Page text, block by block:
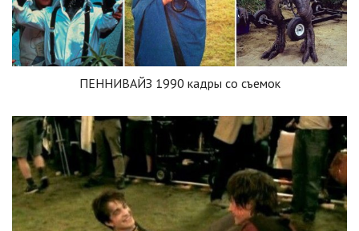
ПЕННИВАЙЗ 1990 кадры со съемок